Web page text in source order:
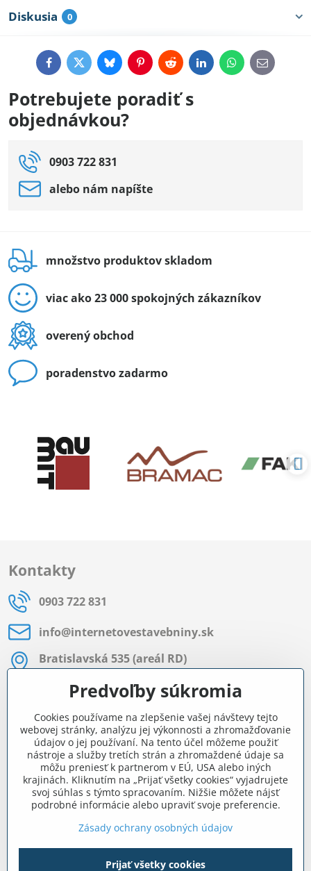
Diskusia 0
FacebookTwitterBlueskyPinterestRedditLinkedInWhatsApp
E-
mail
Potrebujete poradiť s
objednávkou?
0903 722 831
alebo nám napíšte
množstvo produktov skladom
viac ako 23 000 spokojných zákazníkov
overený obchod
poradenstvo zadarmo
Kontakty
0903 722 831
info​@internetovestavebniny​.sk
Bratislavská 535 (areál RD)
Most pri Bratislave
Pon - Pia 8:00 - 11:30 a 12:15 - 15:30
Facebook
Navigácia
Všetko o nákupe
©2026Copyright
Predvoľby súkromia
Cookies používame na zlepšenie vašej návštevy tejto
webovej stránky, analýzu jej výkonnosti a zhromažďovanie
údajov o jej používaní. Na tento účel môžeme použiť
nástroje a služby tretích strán a zhromaždené údaje sa
môžu preniesť k partnerom v EÚ, USA alebo iných
krajinách. Kliknutím na „Prijať všetky cookies“ vyjadrujete
svoj súhlas s týmto spracovaním. Nižšie môžete nájsť
podrobné informácie alebo upraviť svoje preferencie.
Zásady ochrany osobných údajov
Prijať všetky cookies